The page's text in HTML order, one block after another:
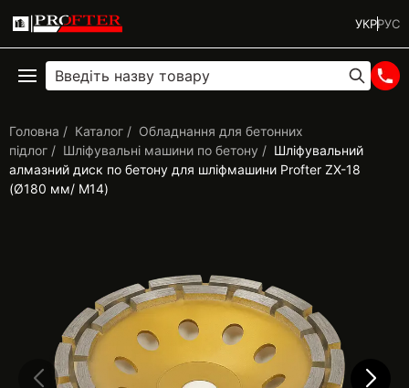
УКРРУС
Головна Каталог
Обладнання для бетонних
підлог
Шліфувальні машини по бетону
Шліфувальний
алмазний диск по бетону для шліфмашини Profter ZX-18
(Ø180 мм/ М14)